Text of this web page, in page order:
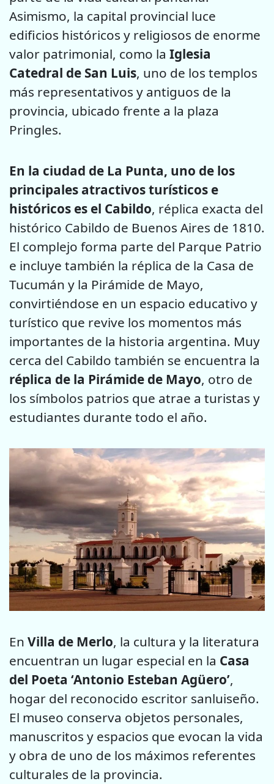
Asimismo, la capital provincial luce
edificios históricos y religiosos de enorme
valor patrimonial, como la Iglesia
Catedral de San Luis, uno de los templos
más representativos y antiguos de la
provincia, ubicado frente a la plaza
Pringles.
En la ciudad de La Punta, uno de los
principales atractivos turísticos e
históricos es el Cabildo, réplica exacta del
histórico Cabildo de Buenos Aires de 1810.
El complejo forma parte del Parque Patrio
e incluye también la réplica de la Casa de
Tucumán y la Pirámide de Mayo,
convirtiéndose en un espacio educativo y
turístico que revive los momentos más
importantes de la historia argentina. Muy
cerca del Cabildo también se encuentra la
réplica de la Pirámide de Mayo, otro de
los símbolos patrios que atrae a turistas y
estudiantes durante todo el año.
En Villa de Merlo, la cultura y la literatura
encuentran un lugar especial en la Casa
del Poeta ‘Antonio Esteban Agüero’,
hogar del reconocido escritor sanluiseño.
El museo conserva objetos personales,
manuscritos y espacios que evocan la vida
y obra de uno de los máximos referentes
culturales de la provincia.